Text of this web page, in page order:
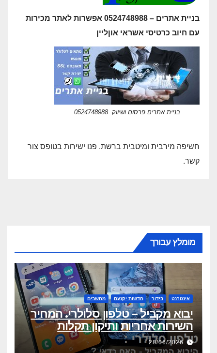
בניית אתרים – 0524748988 אפשרות לאתר מכירות
עם חיוב כרטיסי אשראי אוןליין
בניית אתרים פרסום ושיווק 0524748988
חשיפה מירבית ומיטבית ברשת. פנו ישירות בטופס צור
קשר.
מומלץ עבורך
אינטרנט בידור חדשות יקנעם מחשבים
יבוא מקביל – טלפון סלולרי. המחיר
השירות אחריות ותיקון תקלות
28/06/2026